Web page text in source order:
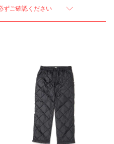
ずご確認ください